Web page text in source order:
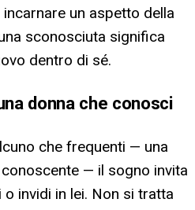
un aspetto della
sconosciuta significa
dentro di sé.
donna che conosci
che frequenti — una
— il sogno invita
invidi in lei. Non si tratta